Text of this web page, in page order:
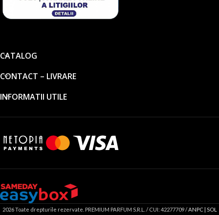
CATALOG
CONTACT – LIVRARE
INFORMATII UTILE
2026 Toate drepturile rezervate. PREMIUM PARFUM S.R.L. / CUI: 42277709 /ANPC | SOL